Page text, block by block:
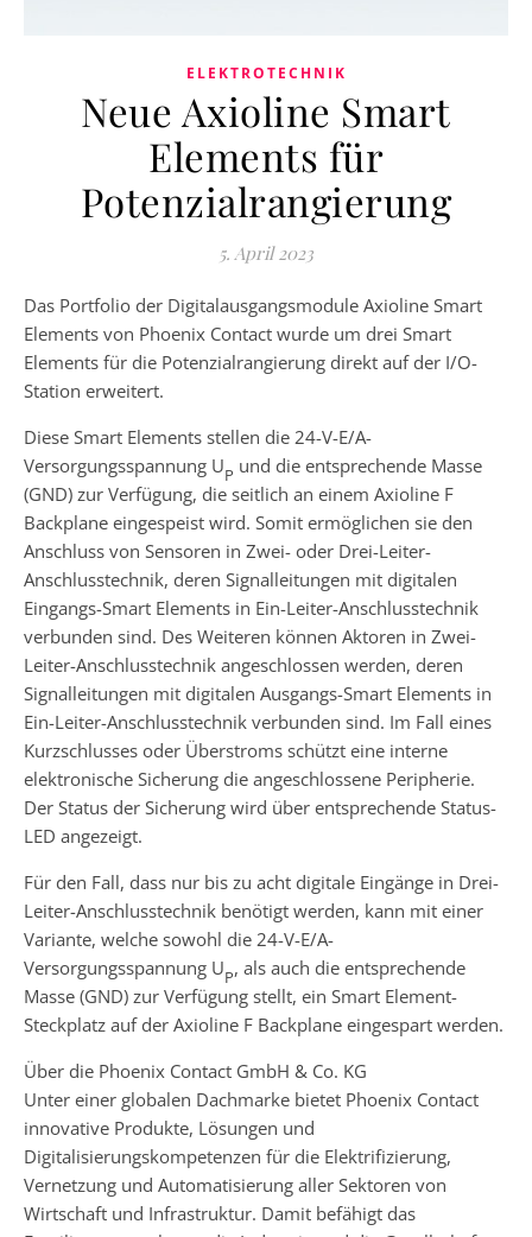
ELEKTROTECHNIK
Neue Axioline Smart
Elements für
Potenzialrangierung
5. April 2023
Das Portfolio der Digitalausgangsmodule Axioline Smart
Elements von Phoenix Contact wurde um drei Smart
Elements für die Potenzialrangierung direkt auf der I/O-
Station erweitert.
Diese Smart Elements stellen die 24-V-E/A-
Versorgungsspannung UP und die entsprechende Masse
(GND) zur Verfügung, die seitlich an einem Axioline F
Backplane eingespeist wird. Somit ermöglichen sie den
Anschluss von Sensoren in Zwei- oder Drei-Leiter-
Anschlusstechnik, deren Signalleitungen mit digitalen
Eingangs-Smart Elements in Ein-Leiter-Anschlusstechnik
verbunden sind. Des Weiteren können Aktoren in Zwei-
Leiter-Anschlusstechnik angeschlossen werden, deren
Signalleitungen mit digitalen Ausgangs-Smart Elements in
Ein-Leiter-Anschlusstechnik verbunden sind. Im Fall eines
Kurzschlusses oder Überstroms schützt eine interne
elektronische Sicherung die angeschlossene Peripherie.
Der Status der Sicherung wird über entsprechende Status-
LED angezeigt.
Für den Fall, dass nur bis zu acht digitale Eingänge in Drei-
Leiter-Anschlusstechnik benötigt werden, kann mit einer
Variante, welche sowohl die 24-V-E/A-
Versorgungsspannung UP, als auch die entsprechende
Masse (GND) zur Verfügung stellt, ein Smart Element-
Steckplatz auf der Axioline F Backplane eingespart werden.
Über die Phoenix Contact GmbH & Co. KG
Unter einer globalen Dachmarke bietet Phoenix Contact
innovative Produkte, Lösungen und
Digitalisierungskompetenzen für die Elektrifizierung,
Vernetzung und Automatisierung aller Sektoren von
Wirtschaft und Infrastruktur. Damit befähigt das